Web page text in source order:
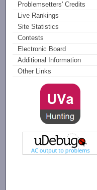
Problemsetters' Credits
Live Rankings
Site Statistics
Contests
Electronic Board
Additional Information
Other Links